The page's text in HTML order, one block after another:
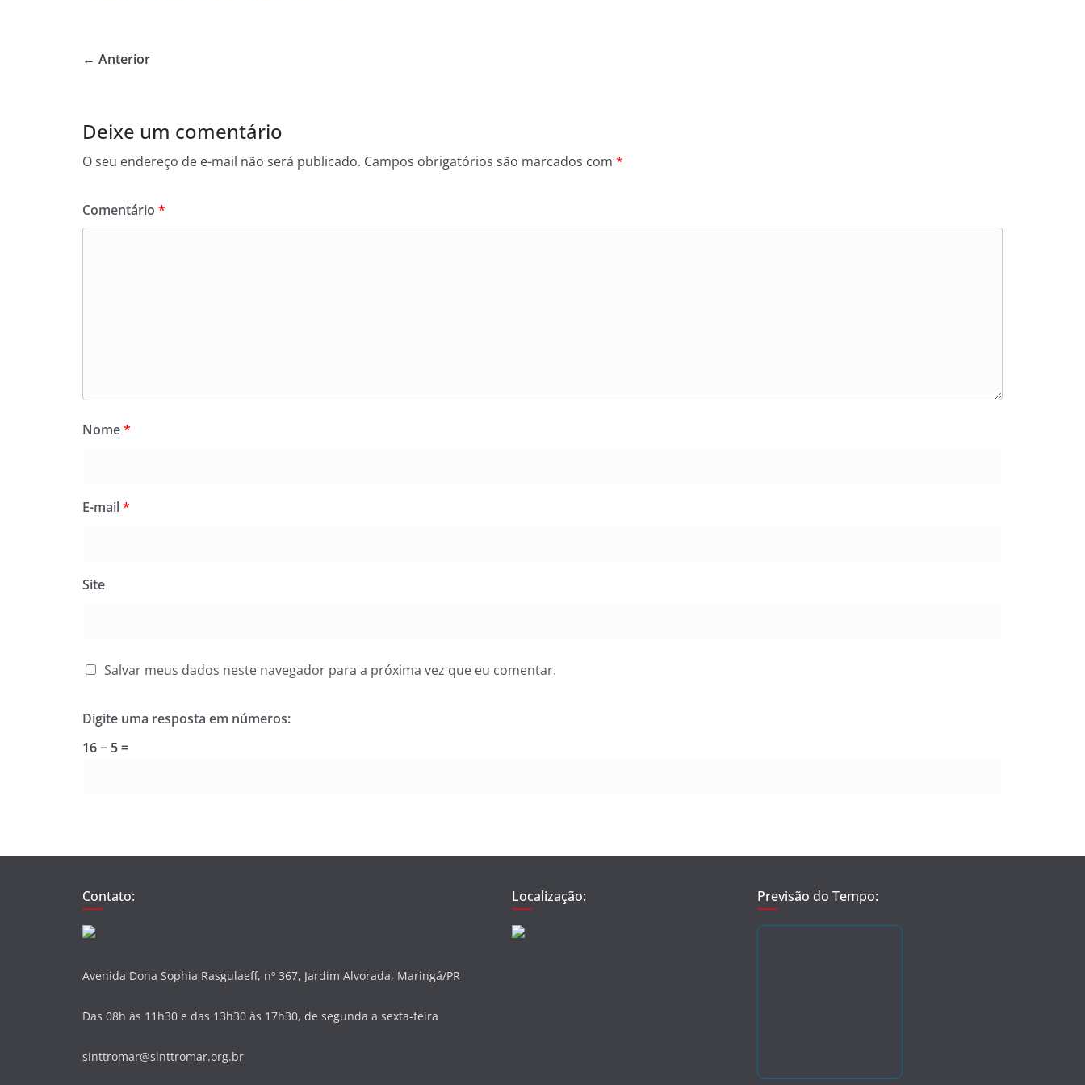
e
o
k
p
← Anterior
Deixe um comentário
O seu endereço de e-mail não será publicado. Campos obrigatórios são marcados com *
Comentário *
Nome*
E-mail*
Site
Salvar meus dados neste navegador para a próxima vez que eu comentar.
Digite uma resposta em números:
16 − 5 =
Contato:
Avenida Dona Sophia Rasgulaeff, nº 367, Jardim Alvorada, Maringá/PR
Das 08h às 11h30 e das 13h30 às 17h30, de segunda a sexta-feira
sinttromar@sinttromar.org.br
Localização: Previsão do Tempo: